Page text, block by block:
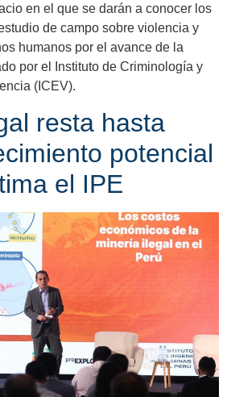
en el que se darán a conocer los
de campo sobre violencia y
humanos por el avance de la
por el Instituto de Criminología y
(ICEV).
resta hasta
potencial
el IPE